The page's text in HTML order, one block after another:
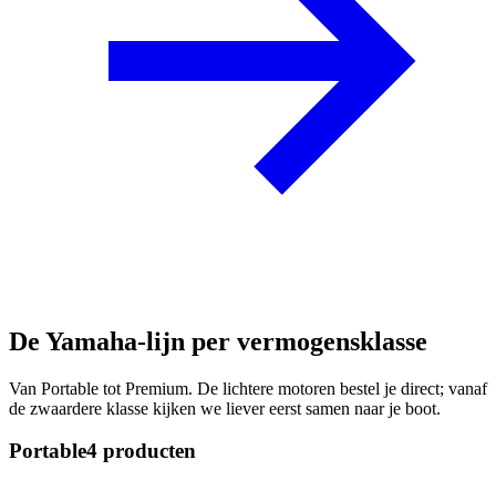
De Yamaha-lijn per vermogensklasse
Van Portable tot Premium. De lichtere motoren bestel je direct; vanaf
de zwaardere klasse kijken we liever eerst samen naar je boot.
Portable4 producten